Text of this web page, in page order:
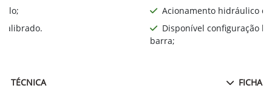
TÉCNICA
Acionamento hidráulico
Disponível configuração
barra;
FICHA